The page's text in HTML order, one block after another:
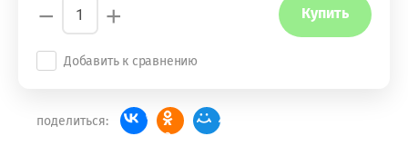
− + Купить
Добавить к сравнению
поделиться: